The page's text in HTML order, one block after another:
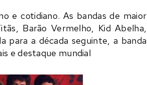
e cotidiano. As bandas de maior
, Barão Vermelho, Kid Abelha,
para a década seguinte, a banda
e destaque mundial